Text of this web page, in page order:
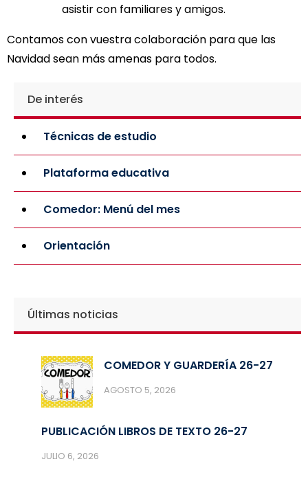
asistir con familiares y amigos.
Contamos con vuestra colaboración para que las
Navidad sean más amenas para todos.
De interés
Técnicas de estudio
Plataforma educativa
Comedor: Menú del mes
Orientación
Últimas noticias
COMEDOR Y GUARDERÍA 26-27
AGOSTO 5, 2026
PUBLICACIÓN LIBROS DE TEXTO 26-27
JULIO 6, 2026